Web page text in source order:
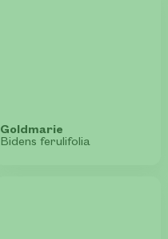
Goldmarie
Bidens ferulifolia